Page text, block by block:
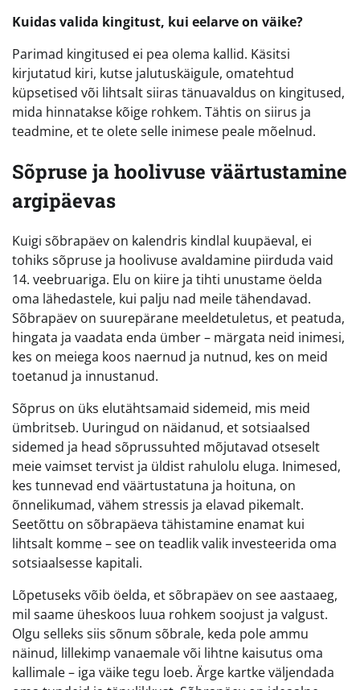
Kuidas valida kingitust, kui eelarve on väike?
Parimad kingitused ei pea olema kallid. Käsitsi
kirjutatud kiri, kutse jalutuskäigule, omatehtud
küpsetised või lihtsalt siiras tänuavaldus on kingitused,
mida hinnatakse kõige rohkem. Tähtis on siirus ja
teadmine, et te olete selle inimese peale mõelnud.
Sõpruse ja hoolivuse väärtustamine
argipäevas
Kuigi sõbrapäev on kalendris kindlal kuupäeval, ei
tohiks sõpruse ja hoolivuse avaldamine piirduda vaid
14. veebruariga. Elu on kiire ja tihti unustame öelda
oma lähedastele, kui palju nad meile tähendavad.
Sõbrapäev on suurepärane meeldetuletus, et peatuda,
hingata ja vaadata enda ümber – märgata neid inimesi,
kes on meiega koos naernud ja nutnud, kes on meid
toetanud ja innustanud.
Sõprus on üks elutähtsamaid sidemeid, mis meid
ümbritseb. Uuringud on näidanud, et sotsiaalsed
sidemed ja head sõprussuhted mõjutavad otseselt
meie vaimset tervist ja üldist rahulolu eluga. Inimesed,
kes tunnevad end väärtustatuna ja hoituna, on
õnnelikumad, vähem stressis ja elavad pikemalt.
Seetõttu on sõbrapäeva tähistamine enamat kui
lihtsalt komme – see on teadlik valik investeerida oma
sotsiaalsesse kapitali.
Lõpetuseks võib öelda, et sõbrapäev on see aastaaeg,
mil saame üheskoos luua rohkem soojust ja valgust.
Olgu selleks siis sõnum sõbrale, keda pole ammu
näinud, lillekimp vanaemale või lihtne kaisutus oma
kallimale – iga väike tegu loeb. Ärge kartke väljendada